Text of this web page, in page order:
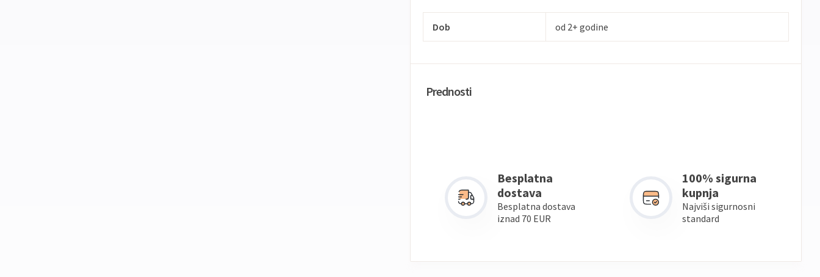
Dob od 2+ godine
Prednosti
Besplatna
dostava
Besplatna dostava
iznad 70 EUR
100% sigurna
kupnja
Najviši sigurnosni
standard